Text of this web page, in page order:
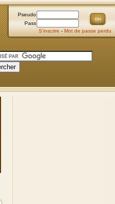
Pseudo
Pass
S'inscrire - Mot de passe perdu